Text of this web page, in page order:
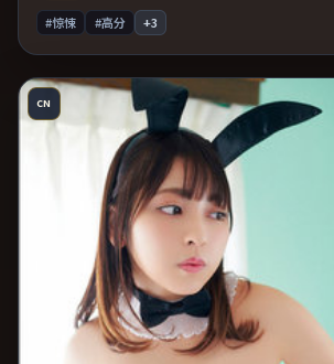
#惊悚 #高分 +3
CN